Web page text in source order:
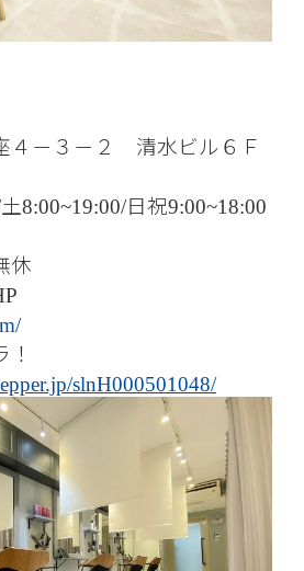
４－３－２ 清水ビル６Ｆ
土8:00~19:00/日祝9:00~18:00
休
slnH000501048/